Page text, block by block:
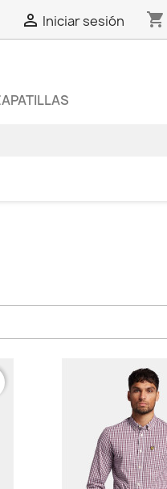
 Iniciar sesión shopping_cart